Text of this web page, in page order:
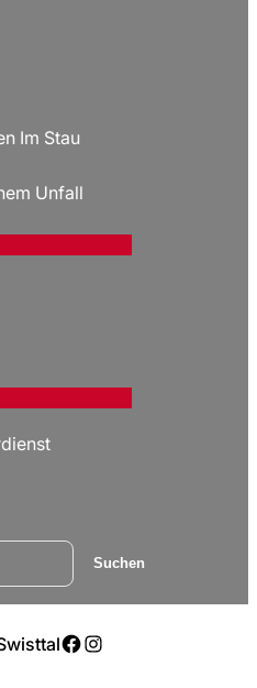
Im Stau
Unfall
Suchen
Facebook
Instagram